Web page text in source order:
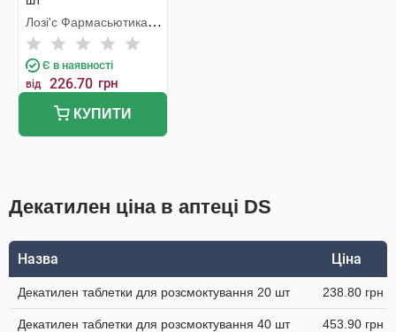
Лозі'с Фармасьютикалз
С.Л.
Є в наявності
від 226.70 грн
КУПИТИ
Декатилен ціна в аптеці DS
Назва Ціна
Декатилен таблетки для розсмоктування 20 шт 238.80 грн
Декатилен таблетки для розсмоктування 40 шт 453.90 грн